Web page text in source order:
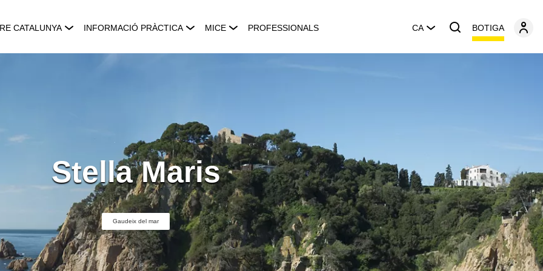
CATALUNYA INFORMACIÓ PRÀCTICA MICE PROFESSIONALS CA BOTIGA
Stella Maris
Gaudeix del mar